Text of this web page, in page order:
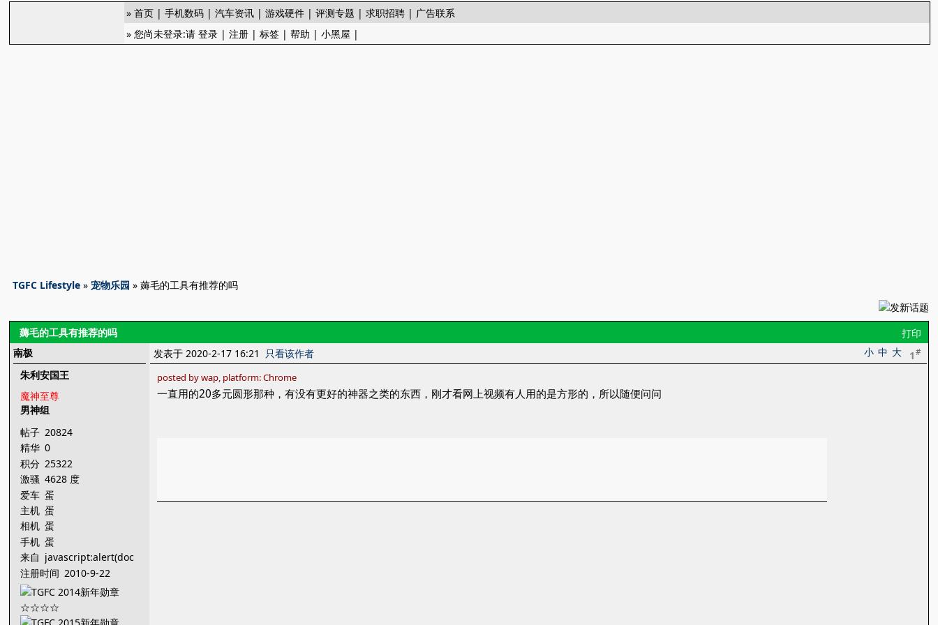
»首页 |手机数码 |汽车资讯 |游戏硬件 |评测专题 |求职招聘 | 广告联系
» 您尚未登录:请登录 |注册 |标签 |帮助 |小黑屋 |
TGFC Lifestyle »宠物乐园 » 薅毛的工具有推荐的吗
打印
薅毛的工具有推荐的吗
南极
朱利安国王
魔神至尊
男神组
帖子 20824
精华 0
积分 25322
激骚 4628 度
爱车 蛋
主机 蛋
相机 蛋
手机 蛋
来自 javascript:alert(doc
ument.getE
注册时间 2010-9-22
1 #
大
中
小
发表于 2020-2-17 16:21 只看该作者
posted by wap, platform: Chrome
一直用的20多元圆形那种，有没有更好的神器之类的东西，刚才看网上视频有人用的是方形的，所以随便问问